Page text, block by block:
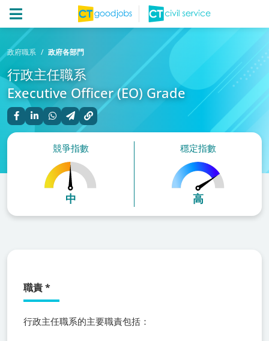
政府職系 政府各部門
行政主任職系
Executive Officer (EO) Grade
競爭指數
中
穩定指數
高
職責*
行政主任職系的主要職責包括：